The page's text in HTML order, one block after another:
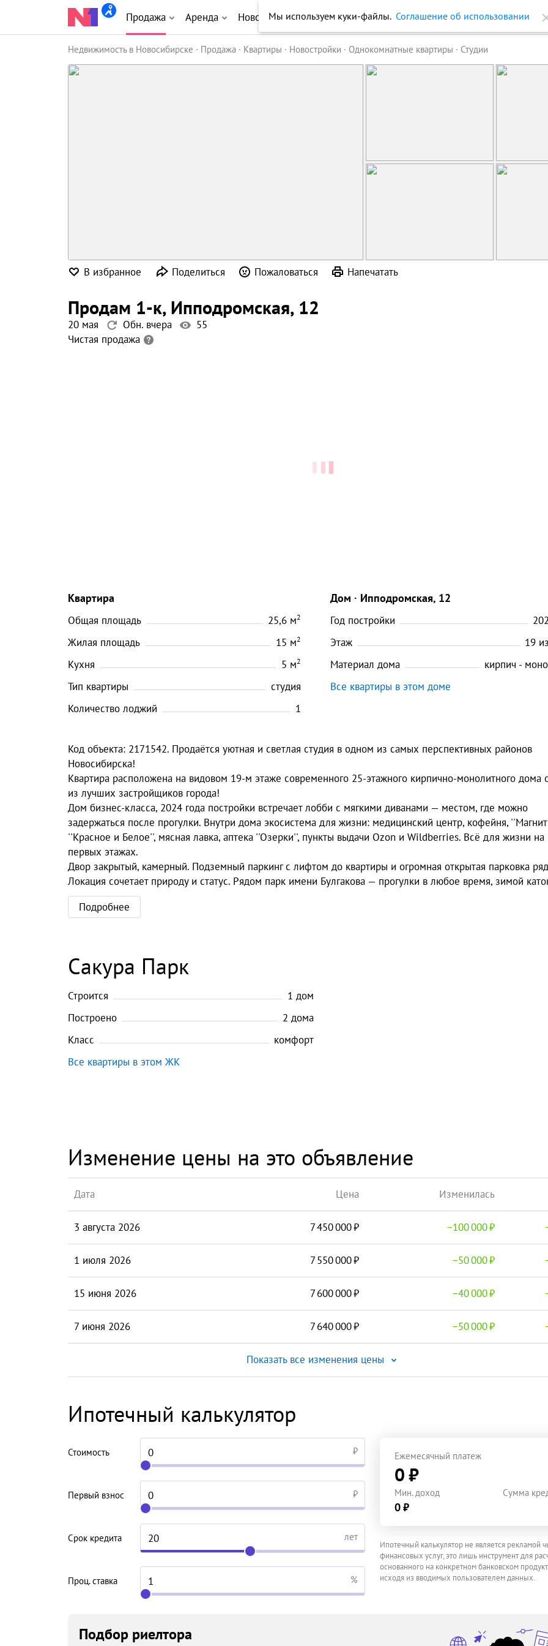
Продажа Аренда Новостройки Журнал Еще
Недвижимость в Новосибирске Продажа Квартиры Новостройки Однокомнатные квартиры Студии
В избранное Поделиться Пожаловаться Напечатать
продам 1-к, Ипподромская, 12
20 мая Обн. вчера 55
Чистая продажа
Квартира
Общая площадь 25,6 м2
Жилая площадь 15 м2
Кухня 5 м2
Тип квартиры
студия
Количество лоджий
1
Дом Ипподромская, 12
Год постройки
Этаж
19 из
Материал дома
кирпич -
Все квартиры в этом доме
Код объекта: 2171542. Продаётся уютная и светлая студия в одном из самых перспективных районов
Новосибирска!
Квартира расположена на видовом 19-м этаже современного 25-этажного кирпично-монолитного дома
из лучших застройщиков города!
Дом бизнес-класса, 2024 года постройки встречает лобби с мягкими диванами — местом, где можно
задержаться после прогулки. Внутри дома экосистема для жизни: медицинский центр, кофейня,
''Красное и Белое'', мясная лавка, аптека ''Озерки'', пункты выдачи Ozon и Wildberries. Всё для жизни на
первых этажах.
Двор закрытый, камерный. Подземный паркинг с лифтом до квартиры и огромная открытая парковка
Локация сочетает природу и статус. Рядом парк имени Булгакова — прогулки в любое время, зимой
Подробнее
Сакура Парк
Строится 1 дом
Построено
2 дома
Класс
комфорт
Все квартиры в этом ЖК
Изменение цены на это объявление
Дата Цена Изменилась
3 августа 2026 7 450 000 −100 000
1 июля 2026 7 550 000 −50 000
15 июня 2026 7 600 000 −40 000
7 июня 2026 7 640 000 −50 000
Показать все изменения цены
Ипотечный калькулятор
Стоимость ₽
Первый взнос ₽
Срок кредита лет
Проц. ставка %
Ежемесячный платеж
0 ₽
Мин. доход
0 ₽
Сумма
Ипотечный калькулятор не является рекламой
финансовых услуг, это лишь инструмент для
основанного на конкретном банковском
исходя из вводимых пользователем данных.
Подбор риелтора
Мы используем куки-файлы. Соглашение об использовании